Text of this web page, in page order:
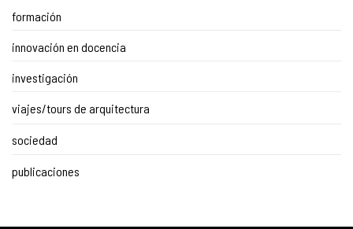
formación
innovación en docencia
investigación
viajes/tours de arquitectura
sociedad
publicaciones